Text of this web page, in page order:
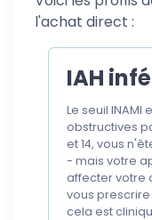
l'achat direct :
IAH
Le seuil INAMI
obstructives
et 14, vous
- mais votre
affecter votre
vous prescrire
cela est